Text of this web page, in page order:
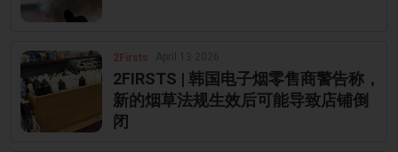
2Firsts
2FIRSTS | 韩国电子烟零售商警告称，
新的烟草法规生效后可能导致店铺倒
闭